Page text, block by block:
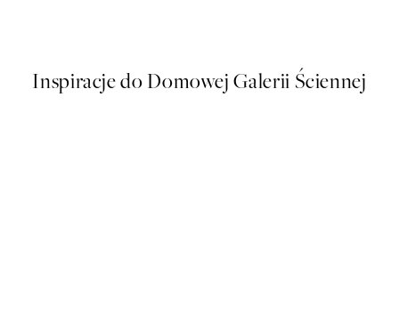
Inspiracje do Domowej Galerii Ściennej